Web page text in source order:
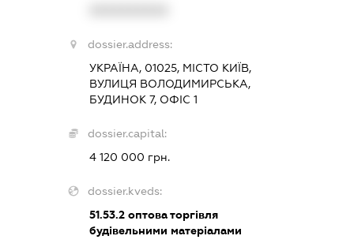
dossier.address:
УКРАЇНА, 01025, МІСТО КИЇВ,
ВУЛИЦЯ ВОЛОДИМИРСЬКА,
БУДИНОК 7, ОФІС 1
dossier.capital:
4 120 000 грн.
dossier.kveds:
51.53.2 оптова торгівля
будівельними матеріалами